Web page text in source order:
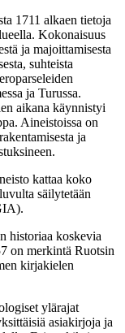
1711 alkaen tietoja
Kokonaisuus
ja majoittamisesta
suhteista
ja Turussa.
aikana käynnistyi
Aineistoissa on
ja
kattaa koko
säilytetään
historiaa koskevia
on merkintä Ruotsin
kirjakielen
ylärajat
asiakirjoja ja